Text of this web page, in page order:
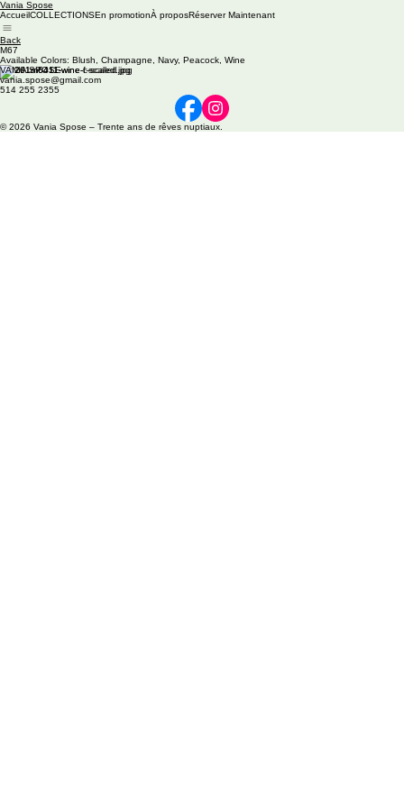
Vania Spose
AccueilCOLLECTIONSEn promotionÀ proposRéserver Maintenant
Back
M67
Available Colors: Blush, Champagne, Navy, Peacock, Wine
VANIA SPOSE
vania.spose@gmail.com
514 255 2355
© 2026 Vania Spose – Trente ans de rêves nuptiaux.